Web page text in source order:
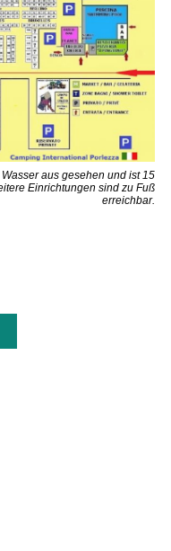
aus gesehen und ist 15
Einrichtungen sind zu Fuß
erreichbar.